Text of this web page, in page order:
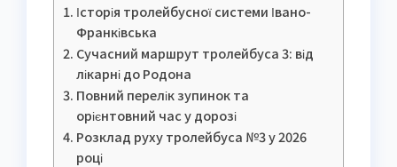
Історія тролейбусної системи Івано-
Франківська
Сучасний маршрут тролейбуса 3: від
лікарні до Родона
Повний перелік зупинок та
орієнтовний час у дорозі
Розклад руху тролейбуса №3 у 2026
році